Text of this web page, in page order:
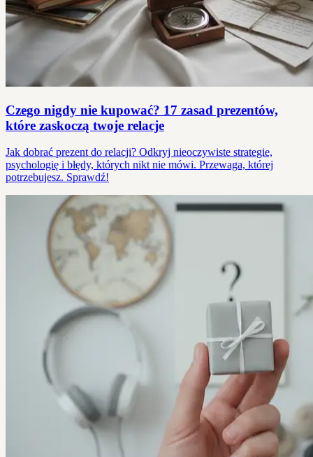
Czego nigdy nie kupować? 17 zasad prezentów,
które zaskoczą twoje relacje
Jak dobrać prezent do relacji? Odkryj nieoczywiste strategie,
psychologię i błędy, których nikt nie mówi. Przewaga, której
potrzebujesz. Sprawdź!